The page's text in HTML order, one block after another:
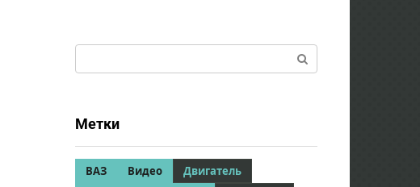
Метки
ВАЗ Видео
Двигатель